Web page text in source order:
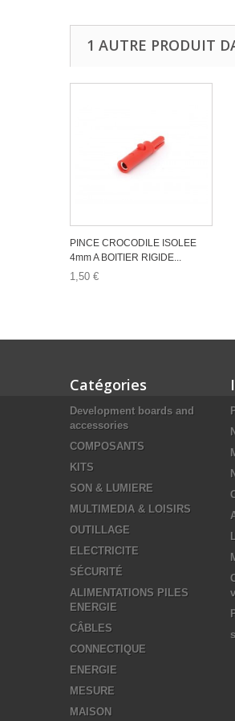
1 AUTRE PRODUIT
PINCE CROCODILE ISOLEE
4mm A BOITIER RIGIDE...
1,50 €
Catégories
Development boards and
accessories
COMPOSANTS
KITS
SON & LUMIERE
MULTIMEDIA & LOISIRS
OUTILLAGE
ELECTRICITE
SÉCURITÉ
ALIMENTATIONS PILES
ENERGIE
CÂBLES
CONNECTIQUE
ENERGIE
MESURE
MAISON